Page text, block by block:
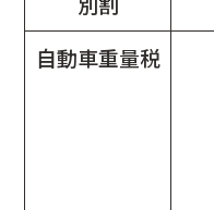
自動車重量税